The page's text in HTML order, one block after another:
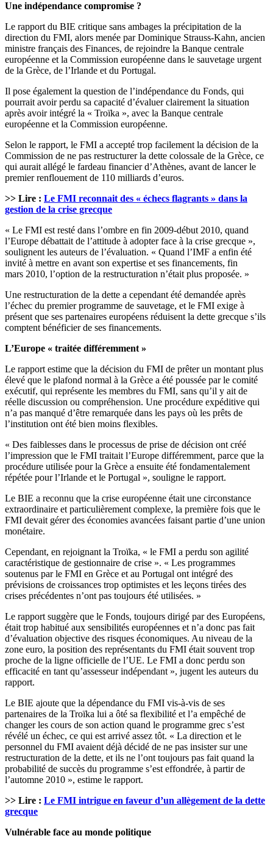
Une indépendance compromise ?
Le rapport du BIE critique sans ambages la précipitation de la
direction du FMI, alors menée par Dominique Strauss-Kahn, ancien
ministre français des Finances, de rejoindre la Banque centrale
européenne et la Commission européenne dans le sauvetage urgent
de la Grèce, de l’Irlande et du Portugal.
Il pose également la question de l’indépendance du Fonds, qui
pourrait avoir perdu sa capacité d’évaluer clairement la situation
après avoir intégré la « Troïka », avec la Banque centrale
européenne et la Commission européenne.
Selon le rapport, le FMI a accepté trop facilement la décision de la
Commission de ne pas restructurer la dette colossale de la Grèce, ce
qui aurait allégé le fardeau financier d’Athènes, avant de lancer le
premier renflouement de 110 milliards d’euros.
>> Lire : Le FMI reconnait des « échecs flagrants » dans la
gestion de la crise grecque
« Le FMI est resté dans l’ombre en fin 2009-début 2010, quand
l’Europe débattait de l’attitude à adopter face à la crise grecque »,
soulignent les auteurs de l’évaluation. « Quand l’IMF a enfin été
invité à mettre en avant son expertise et ses financements, fin
mars 2010, l’option de la restructuration n’était plus proposée. »
Une restructuration de la dette a cependant été demandée après
l’échec du premier programme de sauvetage, et le FMI exige à
présent que ses partenaires européens réduisent la dette grecque s’ils
comptent bénéficier de ses financements.
L’Europe « traitée différemment »
Le rapport estime que la décision du FMI de prêter un montant plus
élevé que le plafond normal à la Grèce a été poussée par le comité
exécutif, qui représente les membres du FMI, sans qu’il y ait de
réelle discussion ou compréhension. Une procédure expéditive qui
n’a pas manqué d’être remarquée dans les pays où les prêts de
l’institution ont été bien moins flexibles.
« Des faiblesses dans le processus de prise de décision ont créé
l’impression que le FMI traitait l’Europe différemment, parce que la
procédure utilisée pour la Grèce a ensuite été fondamentalement
répétée pour l’Irlande et le Portugal », souligne le rapport.
Le BIE a reconnu que la crise européenne était une circonstance
extraordinaire et particulièrement complexe, la première fois que le
FMI devait gérer des économies avancées faisant partie d’une union
monétaire.
Cependant, en rejoignant la Troïka, « le FMI a perdu son agilité
caractéristique de gestionnaire de crise ». « Les programmes
soutenus par le FMI en Grèce et au Portugal ont intégré des
prévisions de croissances trop optimistes et les leçons tirées des
crises précédentes n’ont pas toujours été utilisées. »
Le rapport suggère que le Fonds, toujours dirigé par des Européens,
était trop habitué aux sensibilités européennes et n’a donc pas fait
d’évaluation objective des risques économiques. Au niveau de la
zone euro, la position des représentants du FMI était souvent trop
proche de la ligne officielle de l’UE. Le FMI a donc perdu son
efficacité en tant qu’assesseur indépendant », jugent les auteurs du
rapport.
Le BIE ajoute que la dépendance du FMI vis-à-vis de ses
partenaires de la Troïka lui a ôté sa flexibilité et l’a empêché de
changer les cours de son action quand le programme grec s’est
révélé un échec, ce qui est arrivé assez tôt. « La direction et le
personnel du FMI avaient déjà décidé de ne pas insister sur une
restructuration de la dette, et ils ne l’ont toujours pas fait quand la
probabilité de succès du programme s’est effondrée, à partir de
l’automne 2010 », estime le rapport.
>> Lire : Le FMI intrigue en faveur d’un allègement de la dette
grecque
Vulnérable face au monde politique